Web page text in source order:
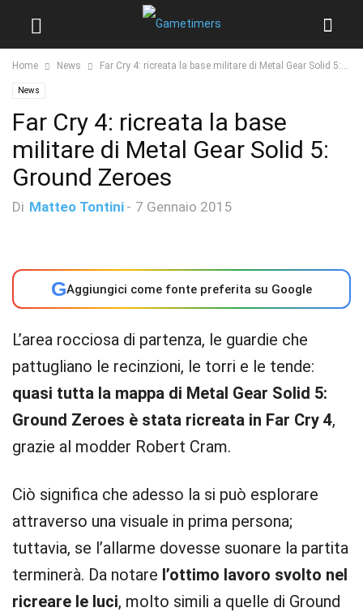
Home News Far Cry 4: ricreata la base militare di Metal Gear Solid 5:...
News
Far Cry 4: ricreata la base
militare di Metal Gear Solid 5:
Ground Zeroes
Di Matteo Tontini - 7 Gennaio 2015
GAggiungici come fonte preferita su Google
L’area rocciosa di partenza, le guardie che
pattugliano le recinzioni, le torri e le tende:
quasi tutta la mappa di Metal Gear Solid 5:
Ground Zeroes è stata ricreata in Far Cry 4,
grazie al modder Robert Cram.
Ciò significa che adesso la si può esplorare
attraverso una visuale in prima persona;
tuttavia, se l’allarme dovesse suonare la partita
terminerà. Da notare l’ottimo lavoro svolto nel
ricreare le luci, molto simili a quelle di Ground